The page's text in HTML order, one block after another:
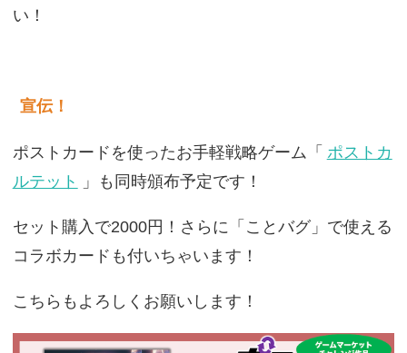
い！
宣伝！
ポストカードを使ったお手軽戦略ゲーム「 ポストカ
ルテット
」も同時頒布予定です！
セット購入で2000円！さらに「ことバグ」で使える
コラボカードも付いちゃいます！
こちらもよろしくお願いします！